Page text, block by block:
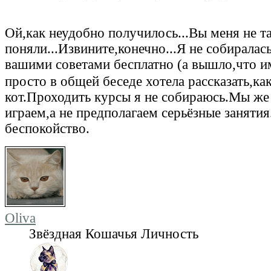
Ой,как неудобно получилось...Вы меня не
поняли...Извините,конечно...Я не
вашими советами бесплатно (а вышло,что
просто в общей беседе хотела
кот.Проходить курсы я не собираюсь.Мы
играем,а не предполагаем серьёзные
беспокойство.
Oliva
Звёздная Кошачья Личность